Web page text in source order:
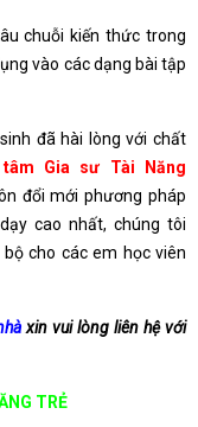
chuỗi kiến thức trong
vào các dạng bài tập
đã hài lòng với chất
Gia sư Tài Năng
đổi mới phương pháp
cao nhất, chúng tôi
cho các em học viên
xin vui lòng liên hệ với
TRẺ